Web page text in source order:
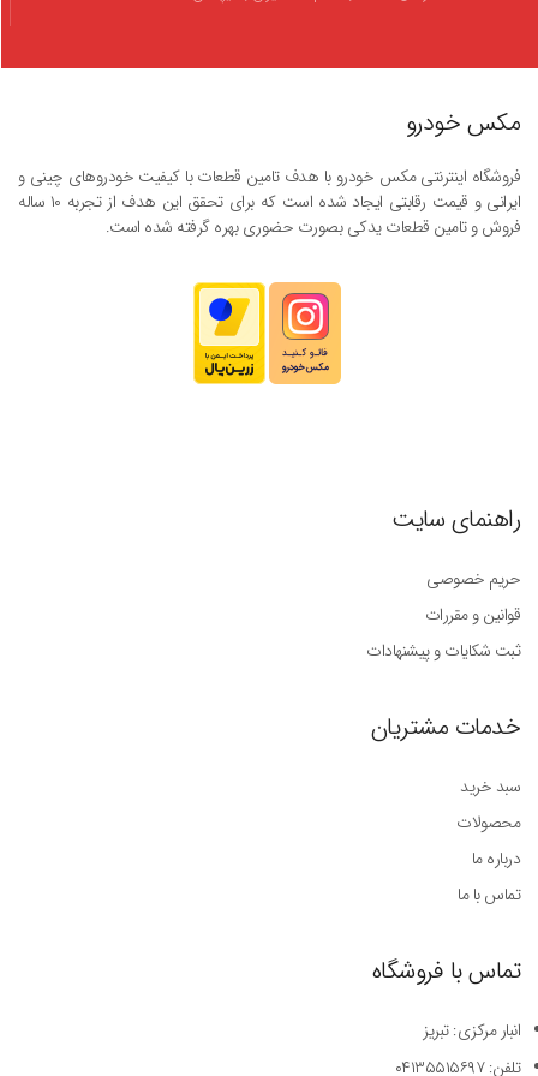
مکس خودرو
فروشگاه اینترنتی مکس خودرو با هدف تامین قطعات با کیفیت خودروهای چینی و
ایرانی و قیمت رقابتی ایجاد شده است که برای تحقق این هدف از تجربه ۱۰ ساله
فروش و تامین قطعات یدکی بصورت حضوری بهره گرفته شده است.
راهنمای سایت
حریم خصوصی
قوانین و مقررات
ثبت شکایات و پیشنهادات
خدمات مشتریان
سبد خرید
محصولات
درباره ما
تماس با ما
تماس با فروشگاه
انبار مرکزی: تبریز
تلفن: ۰۴۱۳۵۵۱۵۶۹۷